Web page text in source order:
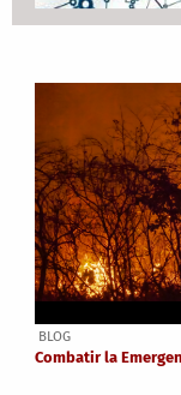
BLOG
Combatir la